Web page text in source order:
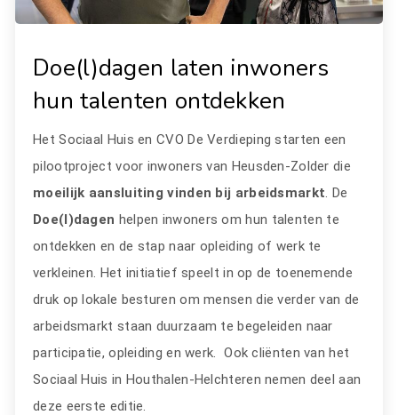
Doe(l)dagen laten inwoners
hun talenten ontdekken
Het Sociaal Huis en CVO De Verdieping starten een
pilootproject voor inwoners van Heusden-Zolder die
moeilijk aansluiting vinden bij arbeidsmarkt. De
Doe(l)dagen helpen inwoners om hun talenten te
ontdekken en de stap naar opleiding of werk te
verkleinen. Het initiatief speelt in op de toenemende
druk op lokale besturen om mensen die verder van de
arbeidsmarkt staan duurzaam te begeleiden naar
participatie, opleiding en werk. Ook cliënten van het
Sociaal Huis in Houthalen-Helchteren nemen deel aan
deze eerste editie.